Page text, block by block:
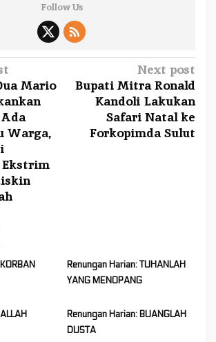
Follow Us
Mario
Warga,
Next post
Bupati Mitra Ronald
Kandoli Lakukan
Safari Natal ke
Forkopimda Sulut
Renungan Harian: TUHANLAH
YANG MENOPANG
Renungan Harian: BUANGLAH
DUSTA